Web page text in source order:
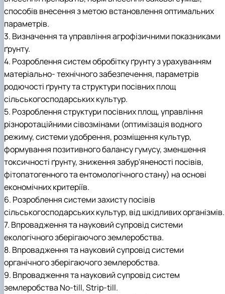
способів внесення з метою встановлення оптимальних
параметрів.
3. Визначення та управління агрофізичними показниками
ґрунту.
4. Розроблення систем обробітку ґрунту з урахуванням
матеріально- технічного забезпечення, параметрів
родючості ґрунту та структури посівних площ
сільськогосподарських культур.
5. Розроблення структури посівних площ, управління
різноротаційними сівозмінами (оптимізація водного
режиму, системи удобрення, розміщення культур,
формування позитивного балансу гумусу, зменшення
токсичності ґрунту, зниження забур'яненості посівів,
фітопатогенного та ентомологічного стану) на основі
економічних критеріїв.
6. Розроблення системи захисту посівів
сільськогосподарських культур, від шкідливих організмів.
7. Впровадження та науковий супровід системи
екологічного зберігаючого землеробства.
8. Впровадження та науковий супровід системи
органічного зберігаючого землеробства.
9. Впровадження та науковий супровід систем
землеробства No-till, Strip-till.